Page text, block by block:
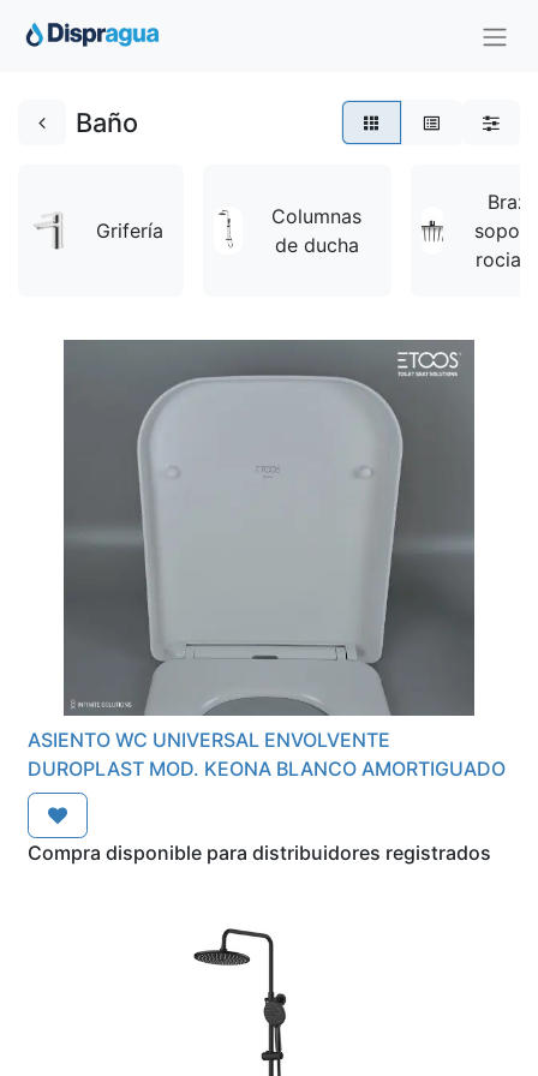
Baño
Grifería
Columnas
de ducha
ASIENTO WC UNIVERSAL ENVOLVENTE
DUROPLAST MOD. KEONA BLANCO AMORTIGUADO
Compra disponible para distribuidores registrados